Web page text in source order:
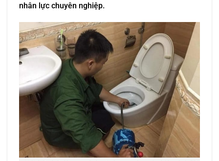
nhân lực chuyên nghiệp.